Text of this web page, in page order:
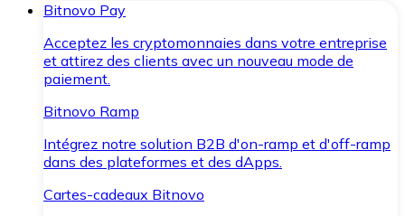
Bitnovo Pay
Acceptez les cryptomonnaies dans votre entreprise
et attirez des clients avec un nouveau mode de
paiement.
Bitnovo Ramp
Intégrez notre solution B2B d'on-ramp et d'off-ramp
dans des plateformes et des dApps.
Cartes-cadeaux Bitnovo